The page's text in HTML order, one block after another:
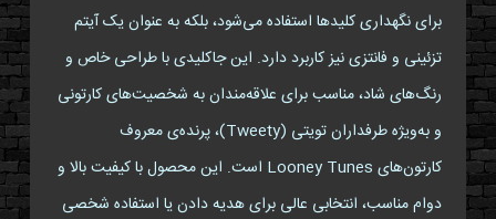
برای نگهداری کلیدها استفاده می‌شود، بلکه به عنوان یک آیتم
تزئینی و فانتزی نیز کاربرد دارد. این جاکلیدی با طراحی خاص و
رنگ‌های شاد، مناسب برای علاقه‌مندان به شخصیت‌های کارتونی
و به‌ویژه طرفداران تویتی (Tweety)، پرنده‌ی معروف
کارتون‌های Looney Tunes است. این محصول با کیفیت بالا و
دوام مناسب، انتخابی عالی برای هدیه دادن یا استفاده شخصی